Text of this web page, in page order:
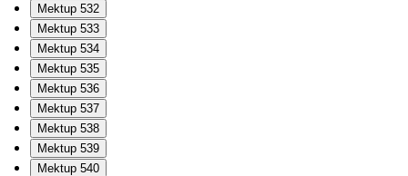
Mektup 532
Mektup 533
Mektup 534
Mektup 535
Mektup 536
Mektup 537
Mektup 538
Mektup 539
Mektup 540